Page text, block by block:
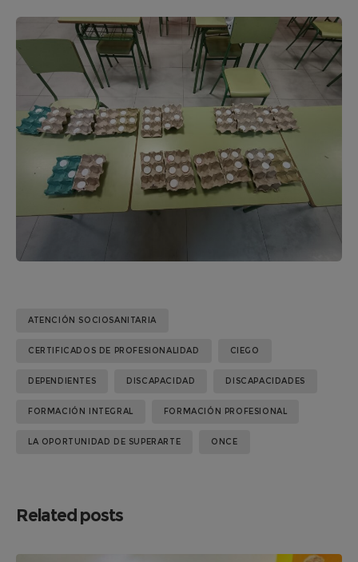
ATENCIÓN SOCIOSANITARIA
CERTIFICADOS DE PROFESIONALIDAD CIEGO
DEPENDIENTES DISCAPACIDAD DISCAPACIDADES
FORMACIÓN INTEGRAL FORMACIÓN PROFESIONAL
LA OPORTUNIDAD DE SUPERARTE ONCE
Related posts